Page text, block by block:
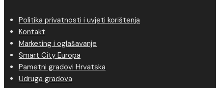
Politika privatnosti i uvjeti korištenja
Kontakt
Marketing i oglašavanje
Smart City Europa
Pametni gradovi Hrvatska
Udruga gradova